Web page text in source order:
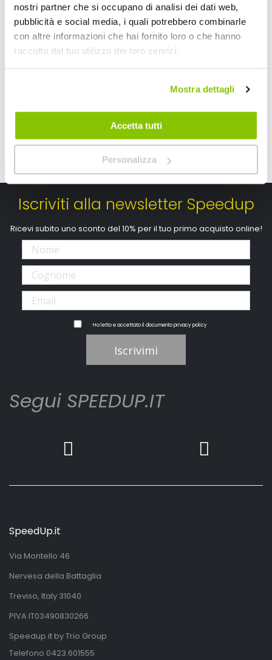
nostri partner che si occupano di analisi dei dati web,
pubblicità e social media, i quali potrebbero combinarle
con altre informazioni che hai fornito loro o che hanno
raccolto dal tuo utilizzo dei loro servizi.
Mostra dettagli
Accetta tutti
Personalizza
ONEAL
A partire da
ONEAL
Iscriviti alla newsletter Speedup
Ricevi subito uno sconto del 10% per il tuo primo acquisto online!
Ho letto e accettato il documentoprivacy policy
Iscrivimi
Segui SPEEDUP.IT
SpeedUp.it
Via Montello 46
Nervesa della Battaglia
Treviso, Italy 31040
PIVA IT03490830266
Speedup.it by Trio Group
Telefono 0423.601555